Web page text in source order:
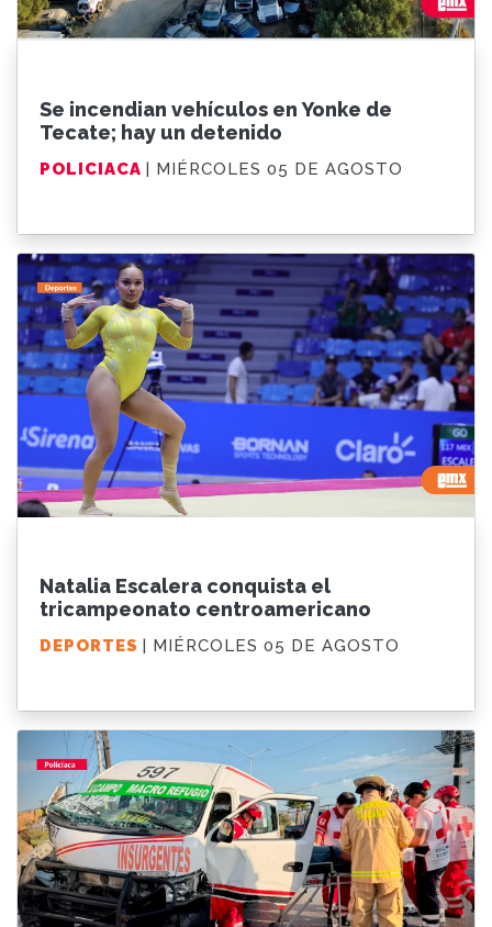
Se incendian vehículos en Yonke de
Tecate; hay un detenido
POLICIACA | MIÉRCOLES 05 DE AGOSTO
Natalia Escalera conquista el
tricampeonato centroamericano
DEPORTES | MIÉRCOLES 05 DE AGOSTO